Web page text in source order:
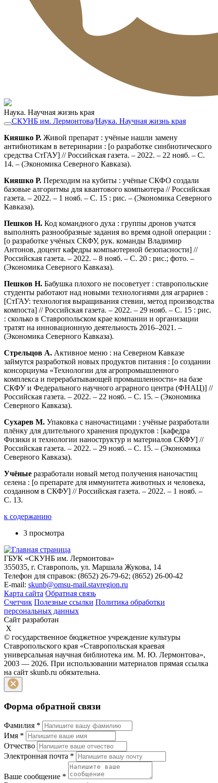
Наука. Научная жизнь края
СКУНБ им. Лермонтова/Наука. Научная жизнь края
Кияшко Р. Живой препарат : учёные нашли замену
антибиотикам в ветеринарии : [о разработке синбиотического
средства СтГАУ] // Российская газета. – 2022. – 22 нояб. – С.
14. – (Экономика Северного Кавказа).
Кияшко Р. Переходим на кубиты : учёные СКФО создали
базовые алгоритмы для квантового компьютера // Российская
газета. – 2022. – 1 нояб. – С. 15 : рис. – (Экономика Северного
Кавказа).
Пешков Н. Код командного духа : группы дронов учатся
выполнять разнообразные задания во время одной операции :
[о разработке учёных СКФУ, рук. команды Владимир
Антонов, доцент кафедры компьютерной безопасности] //
Российская газета. – 2022. – 8 нояб. – С. 20 : рис.; фото. –
(Экономика Северного Кавказа).
Пешков Н. Бабушка плохого не посоветует : ставропольские
студенты работают над новыми технологиями для аграриев :
[СтГАУ: технология выращивания стевии, метод производства
компоста] // Российская газета. – 2022. – 29 нояб. – С. 15 : рис.
: сколько в Ставропольском крае компании и организации
тратят на инновационную деятельность 2016–2021. –
(Экономика Северного Кавказа).
Стрельцов А. Активное меню : на Северном Кавказе
займутся разработкой новых продуктов питания : [о создании
консорциума «Технологии для агропромышленного
комплекса и перерабатывающей промышленности» на базе
СКФУ и Федерального научного аграрного центра (ФНАЦ)] //
Российская газета. – 2022. – 22 нояб. – С. 15. – (Экономика
Северного Кавказа).
Сухарев М. Упаковка с наночастицами : учёные разработали
плёнку для длительного хранения продуктов : [кафедра
Физики и технологии наноструктур и материалов СКФУ] //
Российская газета. – 2022. – 29 нояб. – С. 15. – (Экономика
Северного Кавказа).
Учёные разработали новый метод получения наночастиц
селена : [о препарате для иммунитета животных и человека,
созданном в СКФУ] // Российская газета. – 2022. – 1 нояб. –
С. 13.
к содержанию
3 просмотра
ГБУК «СКУНБ им. Лермонтова»
355035, г. Ставрополь, ул. Маршала Жукова, 14
Телефон для справок: (8652) 26-79-62; (8652) 26-00-42
E-mail: skunb@omsu-mail.stavregion.ru
Карта сайта Обратная связь
Счетчик Полезные ссылки Политика обработки
персональных данных
Сайт разработан
X
© государственное бюджетное учреждение культуры
Ставропольского края «Ставропольская краевая
универсальная научная библиотека им. М. Ю. Лермонтова»,
2003 — 2026. При использовании материалов прямая ссылка
на сайт skunb.ru обязательна.
Форма обратной связи
Фамилия *
Имя *
Отчество
Электронная почта *
Ваше сообщение *